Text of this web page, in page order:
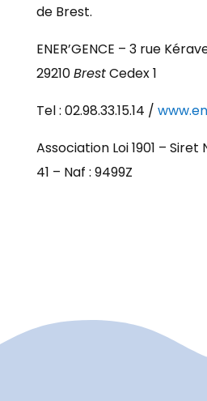
de Brest.
ENER’GENCE – 3 rue
29210BrestCedex 1
Tel : 02.98.33.15.14 /
Association Loi 1901 – Siret
41 – Naf : 9499Z